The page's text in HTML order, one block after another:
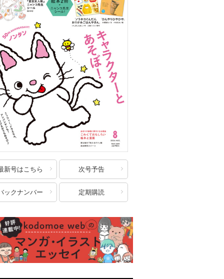
新号はこちら 次号予告
ックナンバー 定期購読